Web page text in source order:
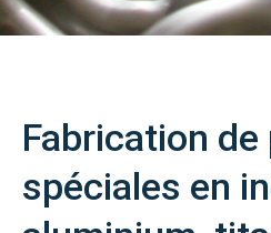
Fabrication de
spéciales en